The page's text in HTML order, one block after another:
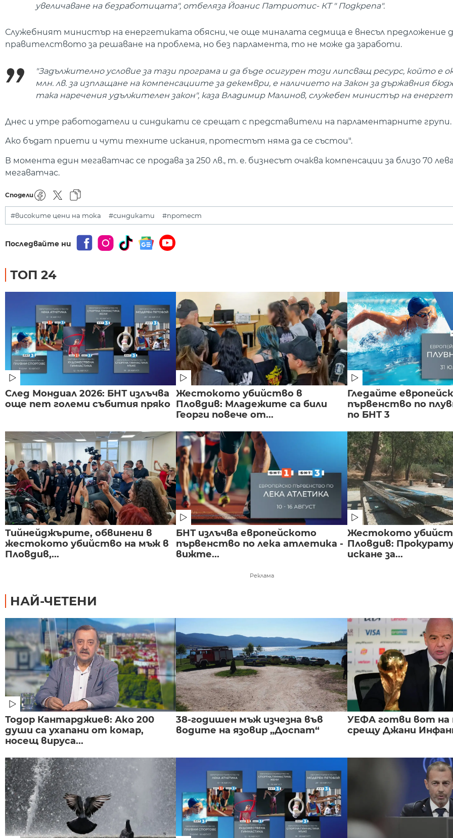
увеличаване на безработицата", отбеляза Йоанис Патриотис- КТ " Подкрепа".
Служебният министър на енергетиката обясни, че още миналата седмица е внесъл предложение
правителството за решаване на проблема, но без парламента, то не може да заработи.
"Задължително условие за тази програма и да бъде осигурен този липсващ ресурс, който е
млн. лв. за изплащане на компенсациите за декември, е наличието на Закон за държавния
така наречения удължителен закон", каза Владимир Малинов, служебен министър на
Днес и утре работодатели и синдикати се срещат с представители на парламентарните групи.
Ако бъдат приети и чути техните искания, протестът няма да се състои".
В момента един мегаватчас се продава за 250 лв., т. е. бизнесът очаква компенсации за близо 70
мегаватчас.
Сподели
#високите цени на тока #синдикати #протест
Последвайте ни
ТОП 24
След Мондиал 2026: БНТ излъчва
още пет големи събития пряко
Жестокото убийство в
Пловдив: Младежите са били
Георги повече от...
Гледайте
първенство по
по БНТ 3
Тийнейджърите, обвинени в
жестокото убийство на мъж в
Пловдив,...
БНТ излъчва европейското
първенство по лека атлетика -
вижте...
Жестокото
Пловдив:
искане за...
Реклама
НАЙ-ЧЕТЕНИ
Тодор Кантарджиев: Ако 200
души са ухапани от комар,
носещ вируса...
38-годишен мъж изчезна във
водите на язовир „Доспат“
УЕФА готви вот на
срещу Джани